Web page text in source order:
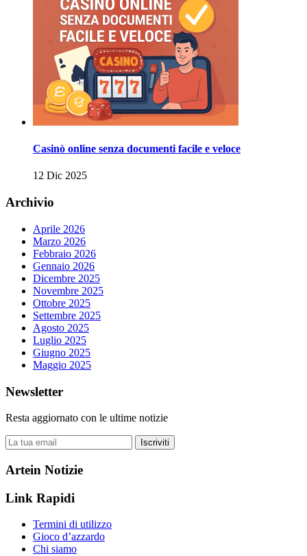
Casinò online senza documenti facile e veloce
12 Dic 2025
Archivio
Aprile 2026
Marzo 2026
Febbraio 2026
Gennaio 2026
Dicembre 2025
Novembre 2025
Ottobre 2025
Settembre 2025
Agosto 2025
Luglio 2025
Giugno 2025
Maggio 2025
Newsletter
Resta aggiornato con le ultime notizie
Iscriviti
Artein Notizie
Link Rapidi
Termini di utilizzo
Gioco d’azzardo
Chi siamo